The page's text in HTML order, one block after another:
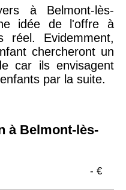
à Belmont-lès-
idée de l'offre à
réel. Evidemment,
chercheront un
car ils envisagent
par la suite.
à Belmont-lès-
- €